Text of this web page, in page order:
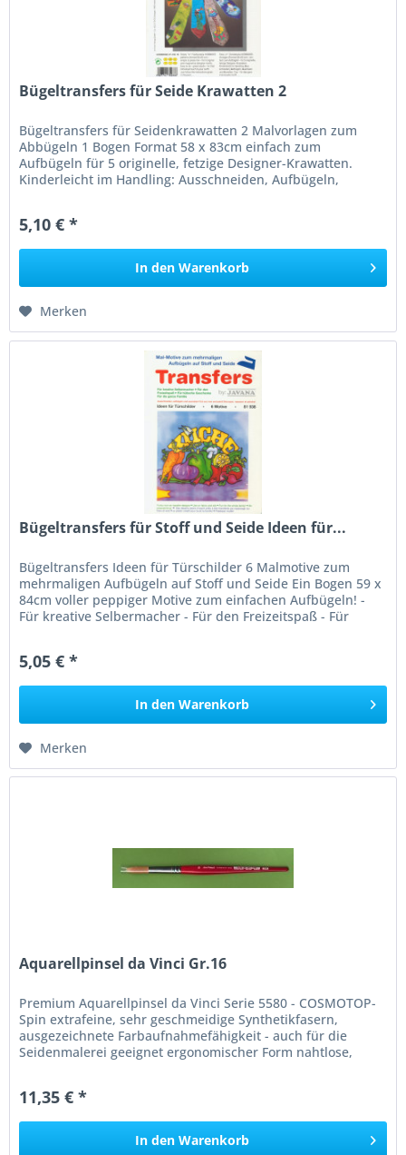
Bügeltransfers für Seide Krawatten 2
Bügeltransfers für Seidenkrawatten 2 Malvorlagen zum
Abbügeln 1 Bogen Format 58 x 83cm einfach zum
Aufbügeln für 5 originelle, fetzige Designer-Krawatten.
Kinderleicht im Handling: Ausschneiden, Aufbügeln,
5,10 € *
In den Warenkorb
Merken
Bügeltransfers für Stoff und Seide Ideen für...
Bügeltransfers Ideen für Türschilder 6 Malmotive zum
mehrmaligen Aufbügeln auf Stoff und Seide Ein Bogen 59 x
84cm voller peppiger Motive zum einfachen Aufbügeln! -
Für kreative Selbermacher - Für den Freizeitspaß - Für
5,05 € *
In den Warenkorb
Merken
Aquarellpinsel da Vinci Gr.16
Premium Aquarellpinsel da Vinci Serie 5580 - COSMOTOP-
Spin extrafeine, sehr geschmeidige Synthetikfasern,
ausgezeichnete Farbaufnahmefähigkeit - auch für die
Seidenmalerei geeignet ergonomischer Form nahtlose,
11,35 € *
In den Warenkorb